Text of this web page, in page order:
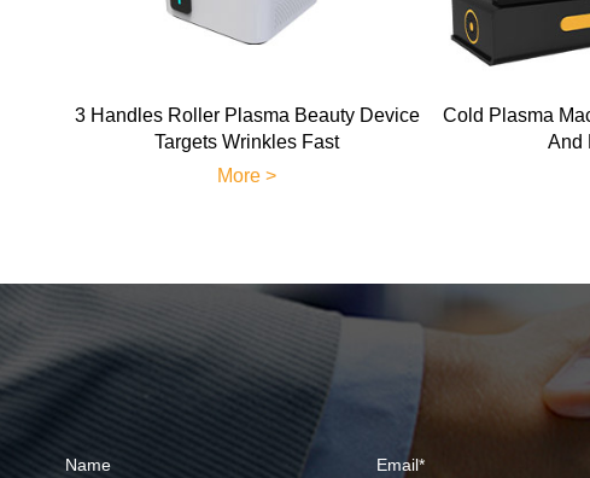
3 Handles Roller Plasma Beauty Device
Targets Wrinkles Fast
More >
Cold Plasma
And